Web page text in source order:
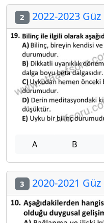
2 2022-2023 Güz
A B
3 2020-2021 Güz